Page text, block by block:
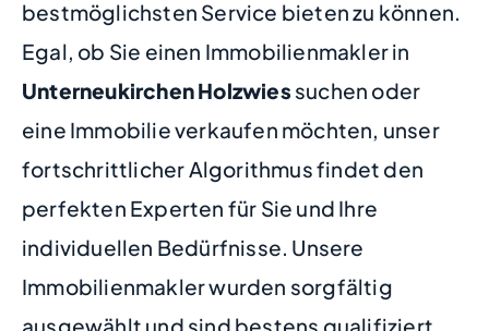
bestmöglichsten Service bieten zu können.
Egal, ob Sie einen Immobilienmakler in
Unterneukirchen Holzwies suchen oder
eine Immobilie verkaufen möchten, unser
fortschrittlicher Algorithmus findet den
perfekten Experten für Sie und Ihre
individuellen Bedürfnisse. Unsere
Immobilienmakler wurden sorgfältig
ausgewählt und sind bestens qualifiziert,